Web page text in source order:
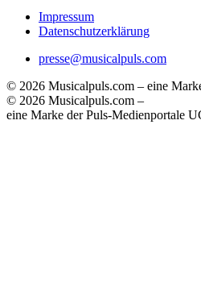
Impressum
Datenschutzerklärung
presse@musicalpuls.com
© 2026 Musicalpuls.com – eine
© 2026 Musicalpuls.com –
eine Marke der Puls-Medienportale